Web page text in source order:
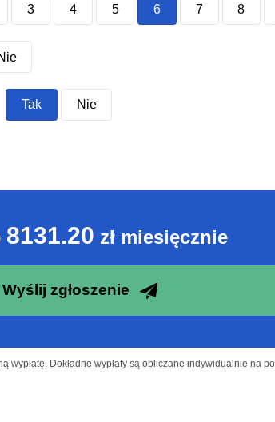
3 4 5 6 7 8
Tak Nie
8131.20 zł miesięcznie
Wyślij zgłoszenie
Dokładne wypłaty są obliczane indywidualnie na